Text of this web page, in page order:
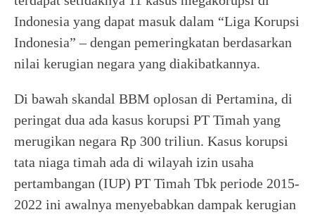
Indonesia yang dapat masuk dalam “Liga Korupsi
Indonesia” – dengan pemeringkatan berdasarkan
nilai kerugian negara yang diakibatkannya.
Di bawah skandal BBM oplosan di Pertamina, di
peringat dua ada kasus korupsi PT Timah yang
merugikan negara Rp 300 triliun. Kasus korupsi
tata niaga timah ada di wilayah izin usaha
pertambangan (IUP) PT Timah Tbk periode 2015-
2022 ini awalnya menyebabkan dampak kerugian